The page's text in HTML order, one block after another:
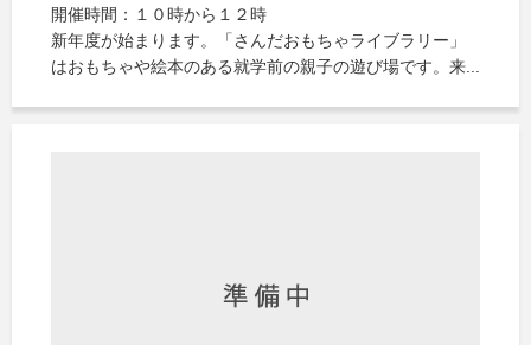
開催時間：１０時から１２時
新年度が始まります。「さんだおもちゃライブラリー」
はおもちゃや絵本のある就学前の親子の遊び場です。来...